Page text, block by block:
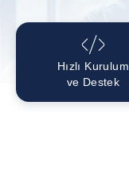
Hızlı Kurulum
ve Destek